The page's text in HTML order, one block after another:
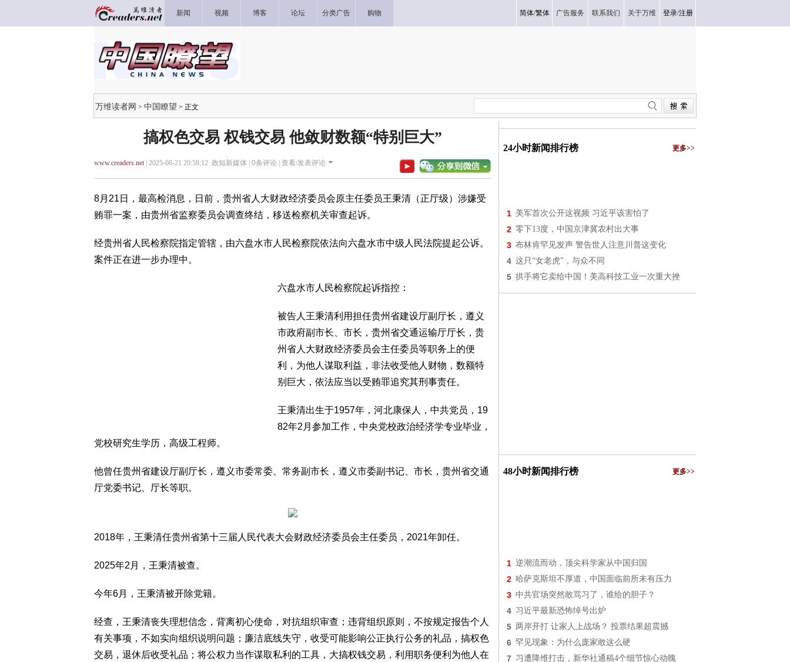
新闻 视频 博客 论坛 分类广告 购物 简体/繁体 广告服务 联系我们 关于万维 登录/注册
万维读者网 > 中国瞭望 > 正文
搞权色交易 权钱交易 他敛财数额“特别巨大”
www.creaders.net| 2025-08-21 20:58:12 政知新媒体 | 0条评论 | 查看/发表评论
8月21日，最高检消息，日前，贵州省人大财政经济委员会原主任委员王秉清（正厅级）涉嫌受
贿罪一案，由贵州省监察委员会调查终结，移送检察机关审查起诉。
经贵州省人民检察院指定管辖，由六盘水市人民检察院依法向六盘水市中级人民法院提起公诉。
案件正在进一步办理中。
六盘水市人民检察院起诉指控：
被告人王秉清利用担任贵州省建设厅副厅长，遵义
市政府副市长、市长，贵州省交通运输厅厅长，贵
州省人大财政经济委员会主任委员等职务上的便
利，为他人谋取利益，非法收受他人财物，数额特
别巨大，依法应当以受贿罪追究其刑事责任。
王秉清出生于1957年，河北康保人，中共党员，19
82年2月参加工作，中央党校政治经济学专业毕业，
党校研究生学历，高级工程师。
他曾任贵州省建设厅副厅长，遵义市委常委、常务副市长，遵义市委副书记、市长，贵州省交通
厅党委书记、厅长等职。
2018年，王秉清任贵州省第十三届人民代表大会财政经济委员会主任委员，2021年卸任。
2025年2月，王秉清被查。
今年6月，王秉清被开除党籍。
经查，王秉清丧失理想信念，背离初心使命，对抗组织审查；违背组织原则，不按规定报告个人
有关事项，不如实向组织说明问题；廉洁底线失守，收受可能影响公正执行公务的礼品，搞权色
交易，退休后收受礼品；将公权力当作谋取私利的工具，大搞权钱交易，利用职务便利为他人在
24小时新闻排行榜 更多>>
1 美军首次公开这视频 习近平该害怕了
2 零下13度，中国京津冀农村出大事
3 布林肯罕见发声 警告世人注意川普这变化
4 这只“女老虎”，与众不同
5 拱手将它卖给中国！美高科技工业一次重大挫
48小时新闻排行榜 更多>>
1 逆潮流而动，顶尖科学家从中国归国
2 哈萨克斯坦不厚道，中国面临前所未有压力
3 中共官场突然敢骂习了，谁给的胆子？
4 习近平最新恐怖绰号出炉
5 两岸开打 让家人上战场？ 投票结果超震撼
6 罕见现象：为什么庞家敢这么硬
7 习遭降维打击，新华社通稿4个细节惊心动魄